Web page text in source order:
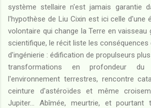
système stellaire n'est jamais garantie
l'hypothèse de Liu Cixin est ici celle d'une
volontaire qui change la Terre en vaisseau
scientifique, le récit liste les
d'ingénierie : édification de propulseurs
transformations en profondeur
l'environnement terrestres, rencontre
ceinture d'astéroïdes et même
Jupiter... Abîmée, meurtrie, et pourtant